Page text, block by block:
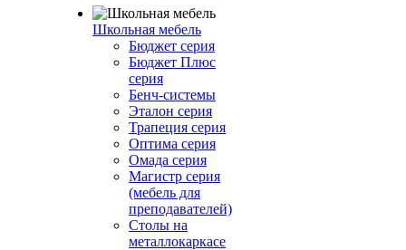
Школьная мебель
Бюджет серия
Бюджет Плюс
серия
Бенч-системы
Эталон серия
Трапеция серия
Оптима серия
Омада серия
Магистр серия
(мебель для
преподавателей)
Столы на
металлокаркасе